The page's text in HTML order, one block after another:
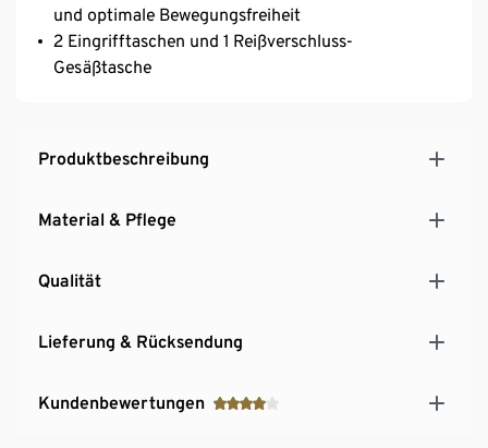
und optimale Bewegungsfreiheit
2 Eingrifftaschen und 1 Reißverschluss-
Gesäßtasche
Produktbeschreibung
Material & Pflege
Qualität
Lieferung & Rücksendung
Kundenbewertungen